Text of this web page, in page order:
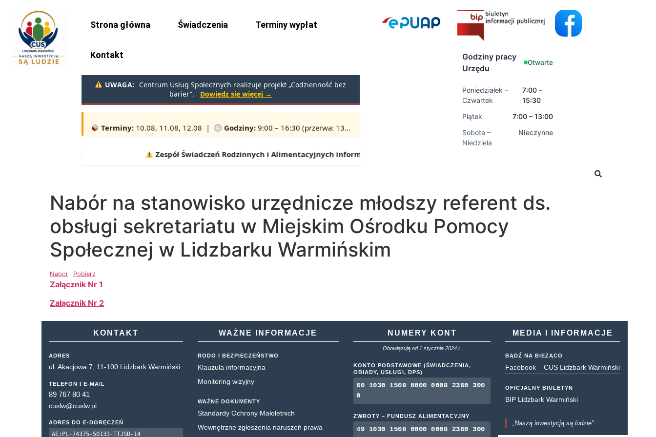
Strona główna Świadczenia Terminy wypłat
Kontakt
UWAGA:
Centrum Usług Społecznych realizuje projekt „Codzienność bez
barier”.
Dowiedz się więcej →
Zespół Świadczeń Rodzinnych i Alimentacyjnych informuje:
Godziny pracy
Urzędu
Otwarte
Poniedziałek –
Czwartek
7:00 –
15:30
Piątek
7:00 – 13:00
Sobota –
Niedziela
Nieczynne
Nabór na stanowisko urzędnicze młodszy referent ds.
obsługi sekretariatu w Miejskim Ośrodku Pomocy
Społecznej w Lidzbarku Warmińskim
Nabor Pobierz
Załącznik Nr 1
Załącznik Nr 2
KONTAKT
ADRES
ul. Akacjowa 7, 11-100 Lidzbark Warmiński
TELEFON I E-MAIL
89 767 80 41
cuslw@cuslw.pl
ADRES DO E-DORĘCZEŃ
AE:PL-74375-50133-TTJSD-14
WAŻNE INFORMACJE
RODO I BEZPIECZEŃSTWO
Klauzula informacyjna
Monitoring wizyjny
WAŻNE DOKUMENTY
Standardy Ochrony Małoletnich
Wewnętrzne zgłoszenia naruszeń prawa
NUMERY KONT
Obowiązują od 1 stycznia 2024 r.
KONTO PODSTAWOWE (ŚWIADCZENIA,
OBIADY, USŁUGI, DPS)
60 1030 1508 0000 0008 2360 300
0
ZWROTY – FUNDUSZ ALIMENTACYJNY
49 1030 1508 0000 0008 2360 300
MEDIA I INFORMACJE
BĄDŹ NA BIEŻĄCO
Facebook – CUS Lidzbark Warmiński
OFICJALNY BIULETYN
BIP Lidzbark Warmiński
„Naszą inwestycją są ludzie”